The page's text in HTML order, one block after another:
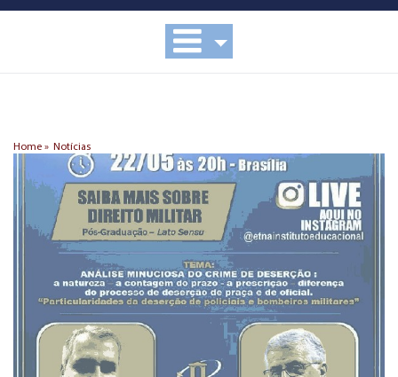
Home » Notícias